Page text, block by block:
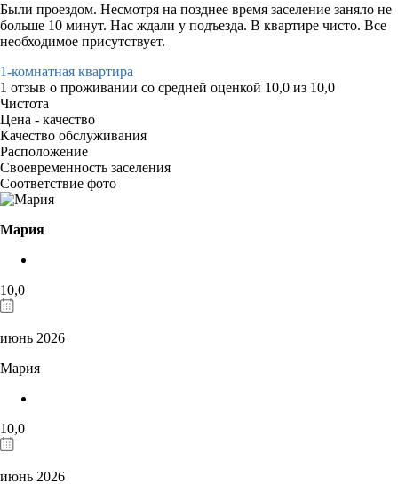
Были проездом. Несмотря на позднее время заселение заняло не
больше 10 минут. Нас ждали у подъезда. В квартире чисто. Все
необходимое присутствует.
1-комнатная квартира
1 отзыв о проживании со средней оценкой 10,0 из 10,0
Чистота
Цена - качество
Качество обслуживания
Расположение
Своевременность заселения
Соответствие фото
Мария
10,0
июнь 2026
Мария
10,0
июнь 2026